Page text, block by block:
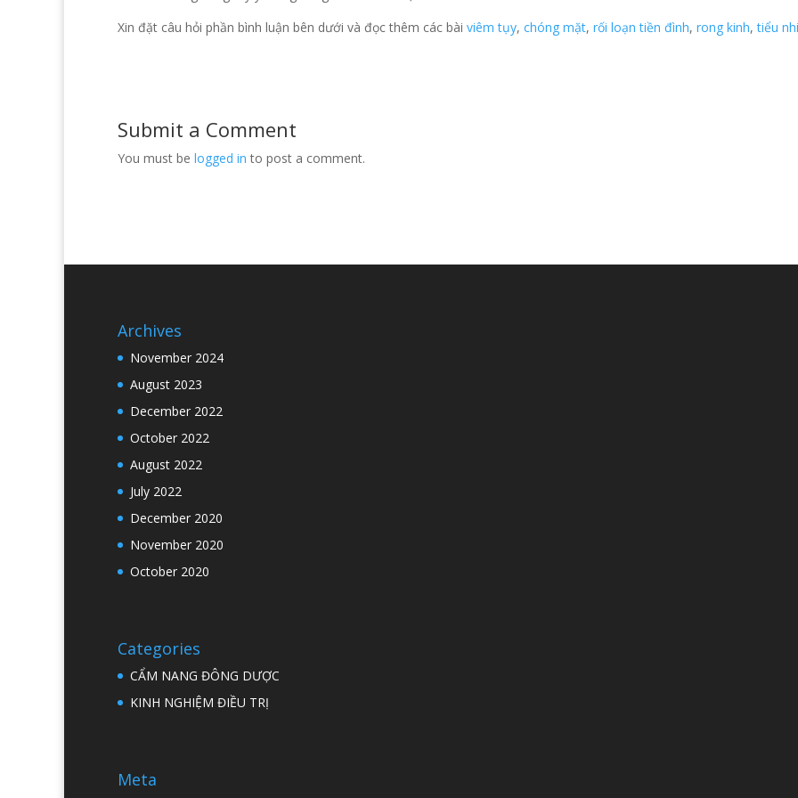
Xin đặt câu hỏi phần bình luận bên dưới và đọc thêm các bài viêm tụy, chóng mặt, rối loạn tiền đình, rong kinh,tiểu
Submit a Comment
You must be logged in to post a comment.
Archives
November 2024
August 2023
December 2022
October 2022
August 2022
July 2022
December 2020
November 2020
October 2020
Categories
CẨM NANG ĐÔNG DƯỢC
KINH NGHIỆM ĐIỀU TRỊ
Meta